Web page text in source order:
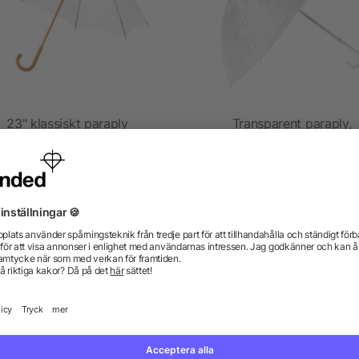
23" klassiskt paraply
från 38,19 kr
Transparent paraply,
Vi har svaren.